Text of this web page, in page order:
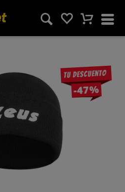
Tu descuento
-47%